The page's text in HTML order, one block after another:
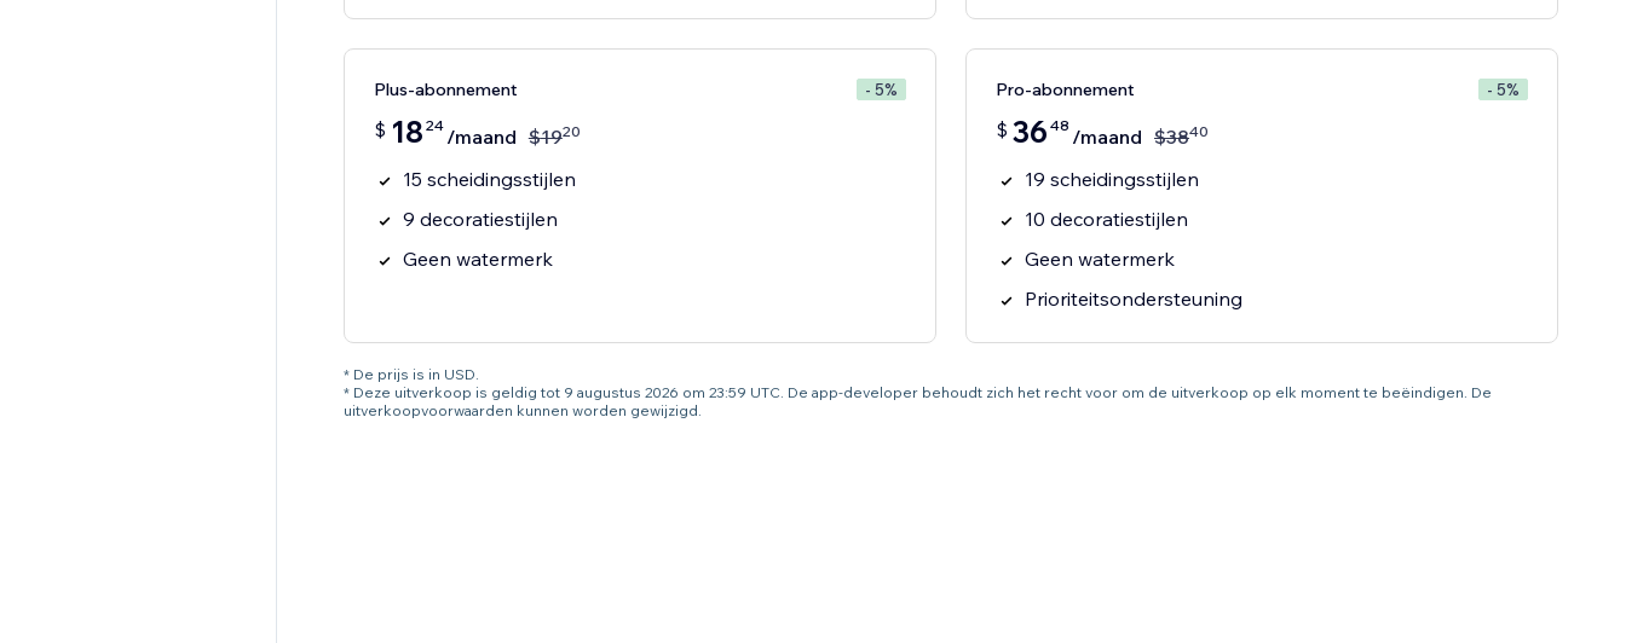
Plus-abonnement - 5%
$ 18 24 /maand $1920
15 scheidingsstijlen
9 decoratiestijlen
Geen watermerk
Pro-abonnement - 5%
$ 36 48 /maand $3840
19 scheidingsstijlen
10 decoratiestijlen
Geen watermerk
Prioriteitsondersteuning
* De prijs is in USD.
* Deze uitverkoop is geldig tot 9 augustus 2026 om 23:59 UTC. De app-developer behoudt zich het recht voor om de uitverkoop op elk moment te beëindigen. De
uitverkoopvoorwaarden kunnen worden gewijzigd.